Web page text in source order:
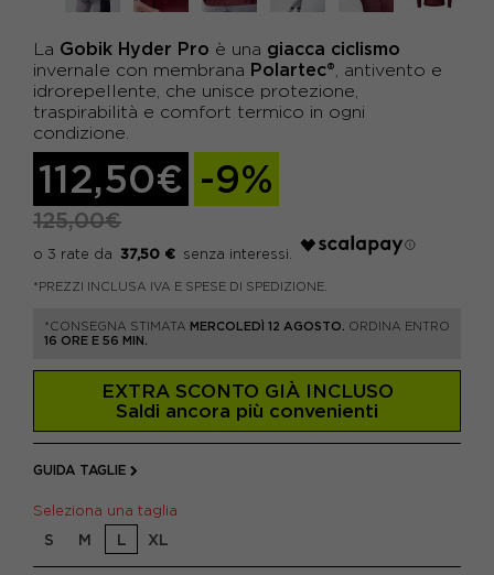
La Gobik Hyder Pro è una giacca ciclismo
invernale con membrana Polartec® , antivento e
idrorepellente, che unisce protezione,
traspirabilità e comfort termico in ogni
condizione.
112,50€ -9%
125,00€
37,50 €
*PREZZI INCLUSA IVA E SPESE DI SPEDIZIONE.
*CONSEGNA STIMATA MERCOLEDÌ 12 AGOSTO.
ORDINA ENTRO
16 ORE E 56 MIN.
EXTRA SCONTO GIÀ INCLUSO
Saldi ancora più convenienti
GUIDA TAGLIE
Seleziona una taglia
S M L XL